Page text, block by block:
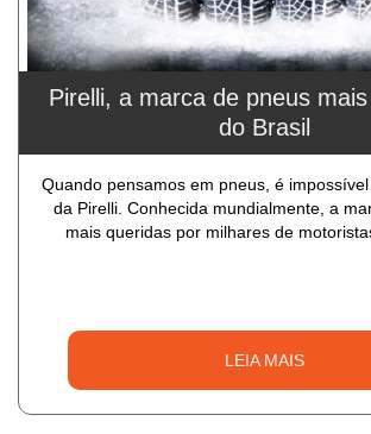
Pirelli, a marca de pneus
do Brasil
Quando pensamos em pneus, é
da Pirelli. Conhecida mundialmente, a
mais queridas por milhares de
LEIA MAIS